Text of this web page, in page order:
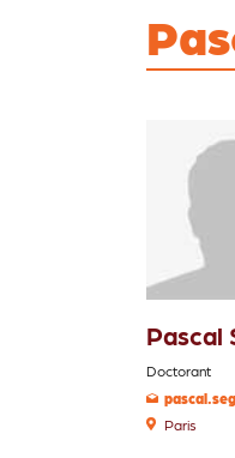
Pascal
Doctorant
Paris